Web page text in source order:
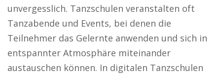
unvergesslich. Tanzschulen veranstalten oft
Tanzabende und Events, bei denen die
Teilnehmer das Gelernte anwenden und sich in
entspannter Atmosphäre miteinander
austauschen können. In digitalen Tanzschulen